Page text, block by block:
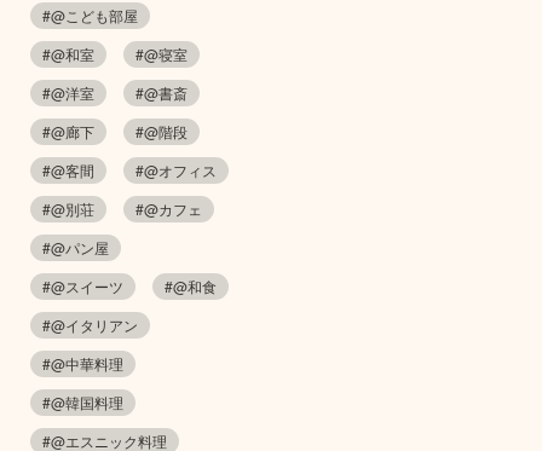
#@こども部屋
#@和室
#@寝室
#@洋室
#@書斎
#@廊下
#@階段
#@客間
#@オフィス
#@別荘
#@カフェ
#@パン屋
#@スイーツ
#@和食
#@イタリアン
#@中華料理
#@韓国料理
#@エスニック料理